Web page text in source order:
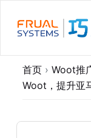
过
首页 › Woot推
Woot，提升亚